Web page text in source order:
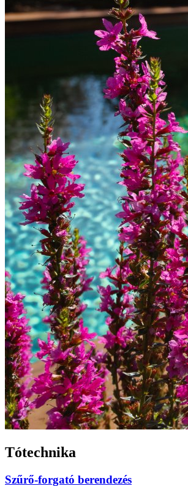
Tótechnika
Szűrő-forgató berendezés